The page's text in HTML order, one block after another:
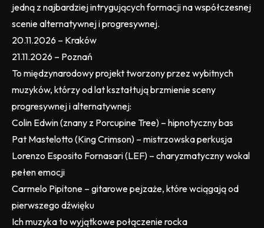
jedną z najbardziej intrygujących formacji na współczesnej
scenie alternatywnej i progresywnej.
20.11.2026 – Kraków
21.11.2026 – Poznań
To międzynarodowy projekt tworzony przez wybitnych
muzyków, którzy od lat kształtują brzmienie sceny
progresywnej i alternatywnej:
Colin Edwin (znany z Porcupine Tree) – hipnotyczny bas
Pat Mastelotto (King Crimson) – mistrzowska perkusja
Lorenzo Esposito Fornasari (LEF) – charyzmatyczny wokal
pełen emocji
Carmelo Pipitone – gitarowe pejzaże, które wciągają od
pierwszego dźwięku
Ich muzyka to wyjątkowe połączenie rocka